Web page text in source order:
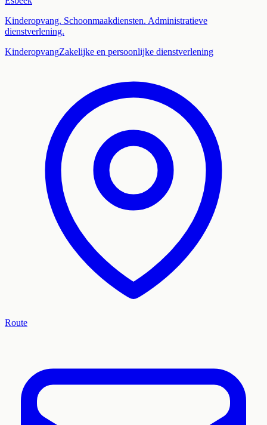
Kinderopvang. Schoonmaakdiensten. Administratieve
dienstverlening.
KinderopvangZakelijke en persoonlijke dienstverlening
Route